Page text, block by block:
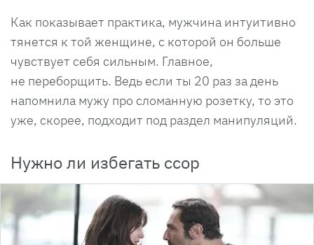
Как показывает практика, мужчина интуитивно
тянется к той женщине, с которой он больше
чувствует себя сильным. Главное,
не переборщить. Ведь если ты 20 раз за день
напомнила мужу про сломанную розетку, то это
уже, скорее, подходит под раздел манипуляций.
Нужно ли избегать ссор